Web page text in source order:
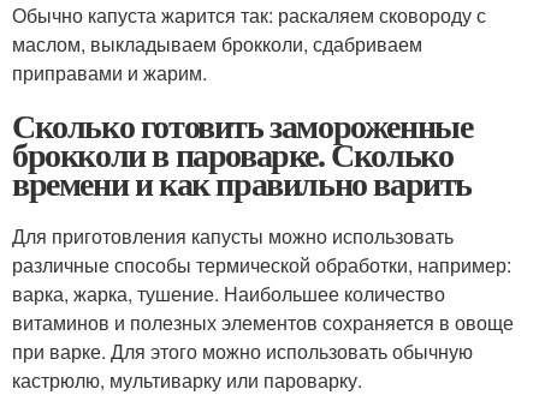
Обычно капуста жарится так: раскаляем сковороду с
маслом, выкладываем брокколи, сдабриваем
приправами и жарим.
Сколько готовить замороженные
брокколи в пароварке. Сколько
времени и как правильно варить
Для приготовления капусты можно использовать
различные способы термической обработки, например:
варка, жарка, тушение. Наибольшее количество
витаминов и полезных элементов сохраняется в овоще
при варке. Для этого можно использовать обычную
кастрюлю, мультиварку или пароварку.